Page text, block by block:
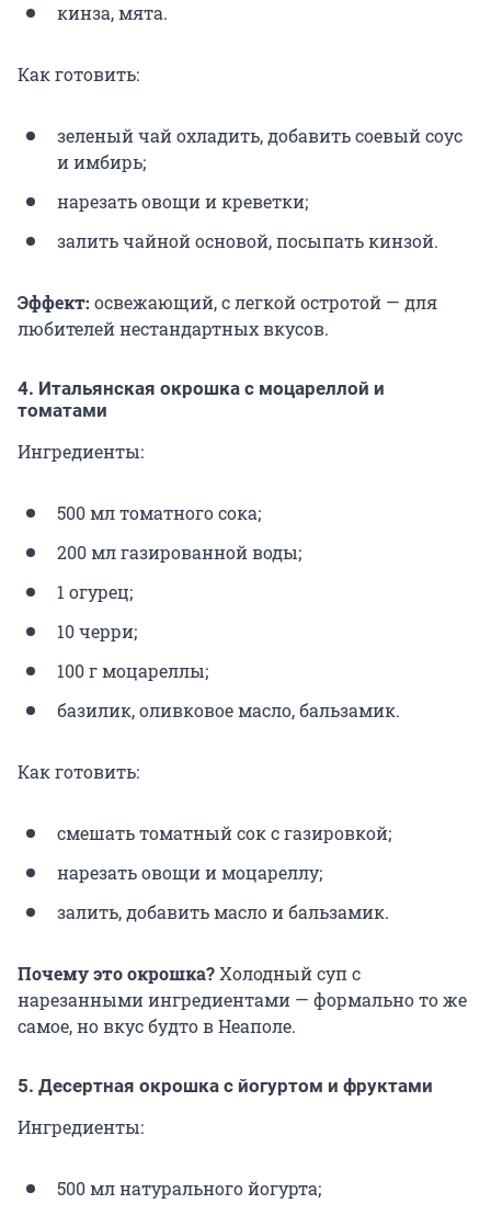
кинза, мята.
Как готовить:
зеленый чай охладить, добавить соевый соус
и имбирь;
нарезать овощи и креветки;
залить чайной основой, посыпать кинзой.
Эффект: освежающий, с легкой остротой — для
любителей нестандартных вкусов.
4. Итальянская окрошка с моцареллой и
томатами
Ингредиенты:
500 мл томатного сока;
200 мл газированной воды;
1 огурец;
10 черри;
100 г моцареллы;
базилик, оливковое масло, бальзамик.
Как готовить:
смешать томатный сок с газировкой;
нарезать овощи и моцареллу;
залить, добавить масло и бальзамик.
Почему это окрошка?Холодный суп с
нарезанными ингредиентами — формально то же
самое, но вкус будто в Неаполе.
5. Десертная окрошка с йогуртом и фруктами
Ингредиенты:
500 мл натурального йогурта;